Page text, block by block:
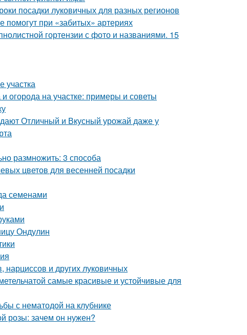
посадки луковичных для разных регионов
помогут при «забитых» артериях
гортензии с фото и названиями. 15
участка
огорода на участке: примеры и советы
Отличный и Вкусный урожай даже у
размножить: 3 способа
цветов для весенней посадки
семенами
Ондулин
и других луковичных
самые красивые и устойчивые для
с нематодой на клубнике
розы: зачем он нужен?